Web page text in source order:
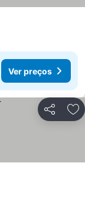
Ver preços
Partilhar